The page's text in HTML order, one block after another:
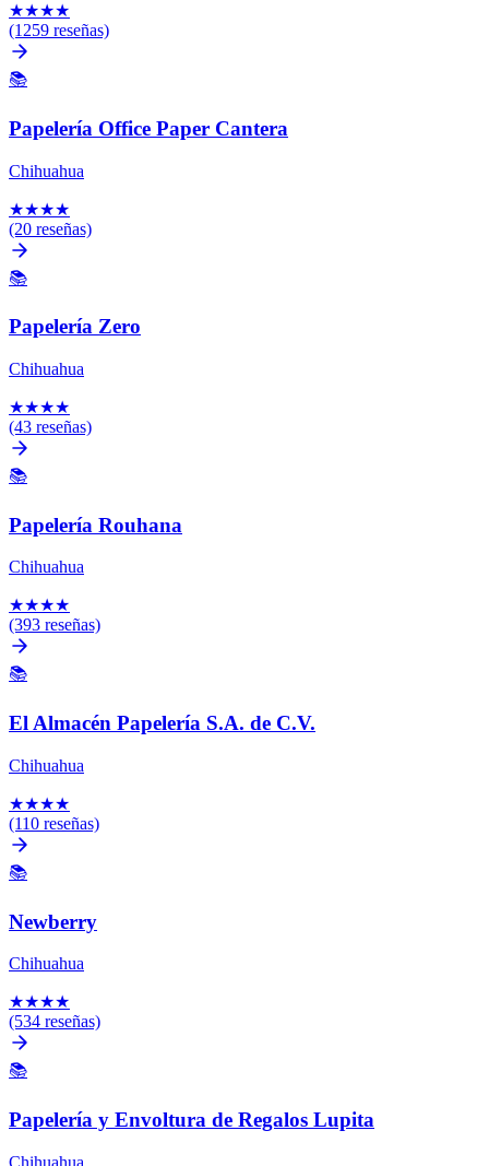
★★★★
(1259 reseñas)
📚
Papelería Office Paper Cantera
Chihuahua
★★★★
(20 reseñas)
📚
Papelería Zero
Chihuahua
★★★★
(43 reseñas)
📚
Papelería Rouhana
Chihuahua
★★★★
(393 reseñas)
📚
El Almacén Papelería S.A. de C.V.
Chihuahua
★★★★
(110 reseñas)
📚
Newberry
Chihuahua
★★★★
(534 reseñas)
📚
Papelería y Envoltura de Regalos Lupita
Chihuahua